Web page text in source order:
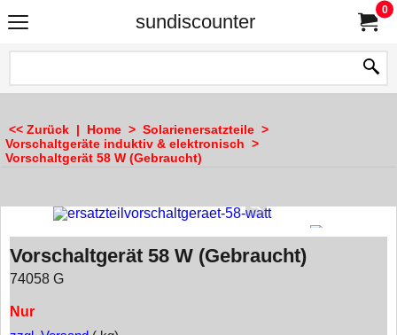
sundiscounter
0
<< Zurück | Home > Solarienersatzteile >
Vorschaltgeräte induktiv & elektronisch >
Vorschaltgerät 58 W (Gebraucht)
Vorschaltgerät 58 W (Gebraucht)
74058 G
Nur